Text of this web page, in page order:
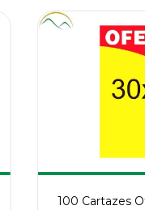
100 Cartazes